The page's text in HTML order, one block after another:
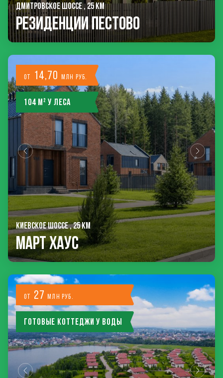
ДМИТРОВСКОЕ ШОССЕ , 25 КМ
РЕЗИДЕНЦИИ ПЕСТОВО
от 14,70 млн руб.
104 м² у леса
КИЕВСКОЕ ШОССЕ , 25 КМ
Март Хаус
от 27млн руб.
Готовые коттеджи у воды